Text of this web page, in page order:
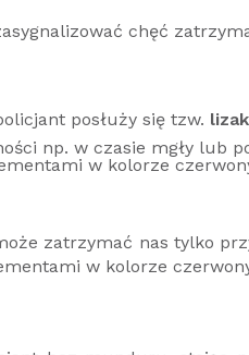
chęć
posłuży się tzw.
np. w czasie mgły lub
w kolorze
zatrzymać nas tylko
w kolorze